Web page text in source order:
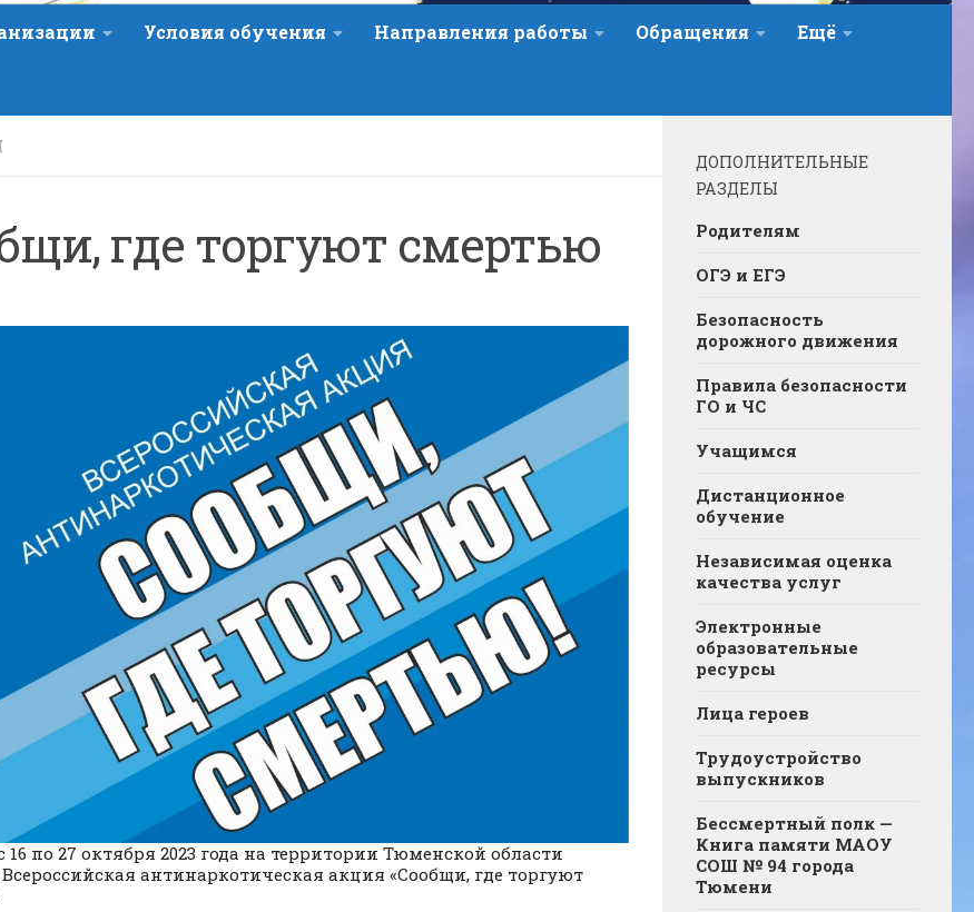
Условия обучения Направления работы Обращения Ещё
где торгуют смертью
16 по 27 октября 2023 года на территории Тюменской области
антинаркотическая акция «Сообщи, где торгуют
ДОПОЛНИТЕЛЬНЫЕ
РАЗДЕЛЫ
Родителям
ОГЭ и ЕГЭ
Безопасность
дорожного движения
Правила безопасности
ГО и ЧС
Учащимся
Дистанционное
обучение
Независимая оценка
качества услуг
Электронные
образовательные
ресурсы
Лица героев
Трудоустройство
выпускников
Бессмертный полк —
Книга памяти МАОУ
СОШ № 94 города
Тюмени